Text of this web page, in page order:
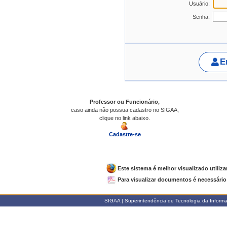
Usuário:
Senha:
Professor ou Funcionário,
caso ainda não possua cadastro no SIGAA,
clique no link abaixo.
Cadastre-se
Este sistema é melhor visualizado
Para visualizar documentos é
SIGAA | Superintendência de Tecnologia da